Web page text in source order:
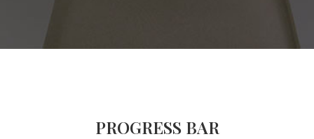
PROGRESS BAR